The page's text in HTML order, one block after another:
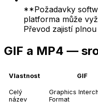
**Požadavky
platforma může
Převod zajistí
GIF a MP4 —
Vlastnost GIF
Celý
název
Graphics
Format